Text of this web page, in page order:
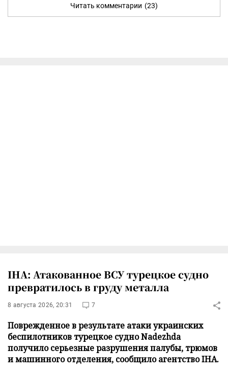
Читать комментарии (23)
IHA: Атакованное ВСУ турецкое судно
превратилось в груду металла
8 августа 2026, 20:31 7
Поврежденное в результате атаки украинских
беспилотников турецкое судно Nadezhda
получило серьезные разрушения палубы, трюмов
и машинного отделения, сообщило агентство IHA.